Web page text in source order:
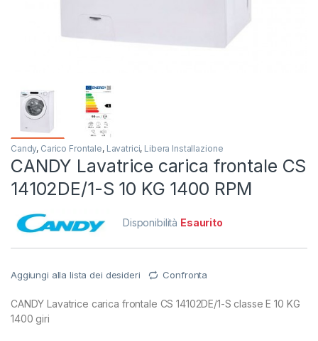
Candy, Carico Frontale, Lavatrici, Libera Installazione
CANDY Lavatrice carica frontale CS
14102DE/1-S 10 KG 1400 RPM
Disponibilità Esaurito
Aggiungi alla lista dei desideri Confronta
CANDY Lavatrice carica frontale CS 14102DE/1-S classe E 10 KG
1400 giri